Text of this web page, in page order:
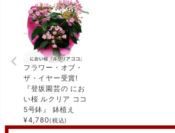
フラワー・オブ・
ザ・イヤー受賞!
『登坂園芸の にお
い桜 ルクリア ココ
5号鉢』 鉢植え
¥4,780(税込)